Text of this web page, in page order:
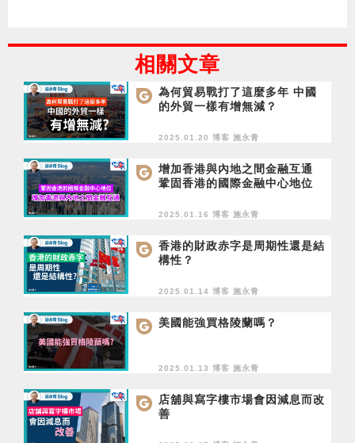
相關文章
為何貿易戰打了這麼多年 中國
的外貿一樣有增無減？
2025.01.20 博客 施永青
增加香港與內地之間金融互通
鞏固香港的國際金融中心地位
2025.01.16 博客 施永青
香港的財政赤字是周期性還是結
構性？
2025.01.14 博客 施永青
美國能強買格陵蘭嗎？
2025.01.13 博客 施永青
店舖與寫字樓市場會因減息而改
善